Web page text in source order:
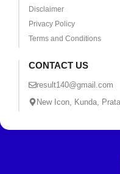
Disclaimer
Privacy Policy
Terms and Conditions
CONTACT US
result140@gmail.com
New Icon, Kunda,